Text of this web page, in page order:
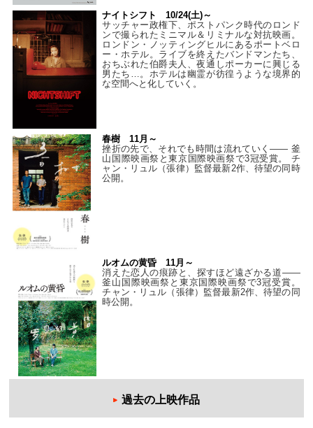
ナイトシフト 10/24(土)～
サッチャー政権下、ポストパンク時代のロンド
ンで撮られたミニマル＆リミナルな対抗映画。
ロンドン・ノッティングヒルにあるポートベロ
ー・ホテル。ライブを終えたバンドマンたち、
おちぶれた伯爵夫人、夜通しポーカーに興じる
男たち…。ホテルは幽霊が彷徨うような境界的
な空間へと化していく。
春樹 11月～
挫折の先で、それでも時間は流れていく—— 釜
山国際映画祭と東京国際映画祭で3冠受賞。 チ
ャン・リュル（張律）監督最新2作、待望の同時
公開。
ルオムの黄昏 11月～
消えた恋人の痕跡と、探すほど遠ざかる道——
釜山国際映画祭と東京国際映画祭で3冠受賞。
チャン・リュル（張律）監督最新2作、待望の同
時公開。
過去の上映作品